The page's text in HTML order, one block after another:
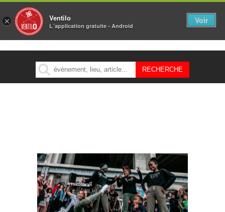
MENU
× Ventilo
L´application gratuite - Android
Voir